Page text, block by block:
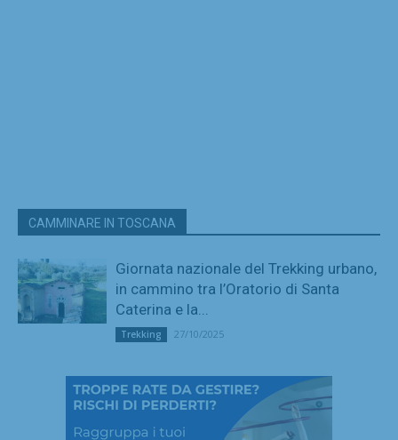
CAMMINARE IN TOSCANA
Giornata nazionale del Trekking urbano,
in cammino tra l’Oratorio di Santa
Caterina e la...
Trekking 27/10/2025